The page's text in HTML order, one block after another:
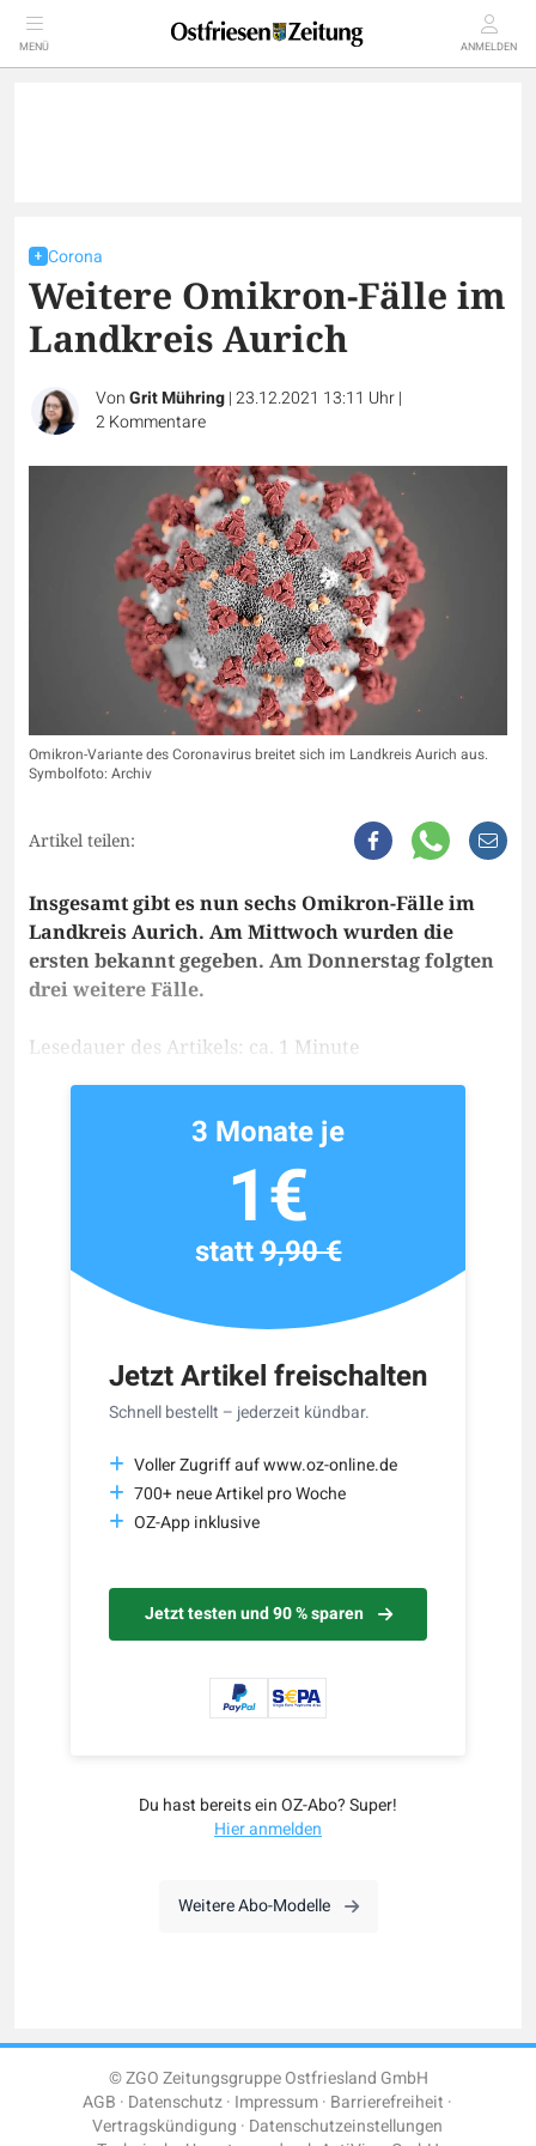
MENÜ ANMELDEN
Corona
Weitere Omikron-Fälle im
Landkreis Aurich
VonGrit Mühring|23.12.2021 13:11 Uhr|
2Kommentare
Omikron-Variante des Coronavirus breitet sich im Landkreis Aurich aus.
Symbolfoto: Archiv
Artikel teilen:
Insgesamt gibt es nun sechs Omikron-Fälle im
Landkreis Aurich. Am Mittwoch wurden die
ersten bekannt gegeben. Am Donnerstag folgten
drei weitere Fälle.
Lesedauer des Artikels: ca. 1 Minute
Jetzt Artikel freischalten
Schnell bestellt – jederzeit kündbar.
Voller Zugriff auf www.oz-online.de
700+ neue Artikel pro Woche
OZ-App inklusive
Jetzt testen und 90 % sparen
3 Monate je
1€
statt9,90 €
Du hast bereits ein OZ-Abo? Super!
Hier anmelden
Weitere Abo-Modelle
© ZGO Zeitungsgruppe Ostfriesland GmbH
AGB Datenschutz Impressum Barrierefreiheit
Vertragskündigung Datenschutzeinstellungen